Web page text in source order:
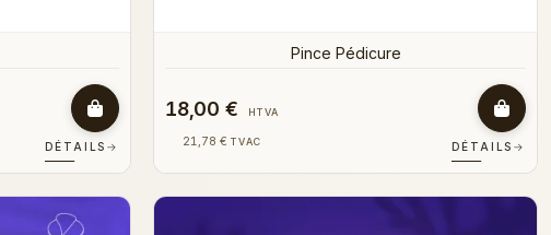
DÉTAILS →
Pince Pédicure
18,00 € HTVA
21,78 € TVAC DÉTAILS →